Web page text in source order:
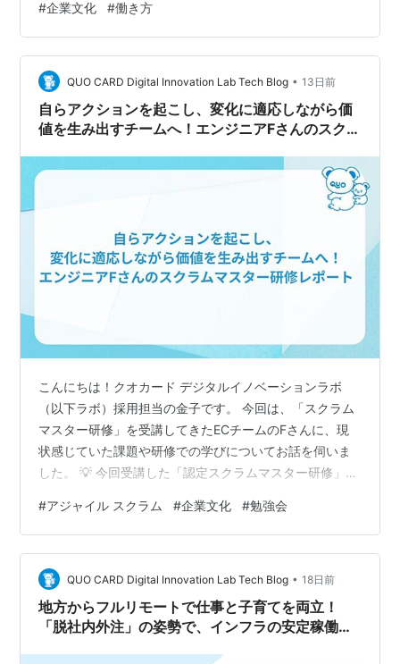
界で、さまざまな業種のシステムをサーバサイドエンジ
ニアとして開発してきました。 趣味は、読書やゲーム、
YouTube、Netflixを見ることです。最近は村上春樹の新
刊を読んでいます。 転職理由と入社の決め手 ーー転職で
重視した点や、入社の決め手について教えてください。
前職のS…
#企業文化 #働き方
QUO CARD Digital Innovation Lab Tech Blog • 13日前
自らアクションを起こし、変化に適応しながら価
値を生み出すチームへ！エンジニアFさんのスクラ
こんにちは！クオカード デジタルイノベーションラボ
（以下ラボ）採用担当の金子です。 今回は、「スクラム
マスター研修」を受講してきたECチームのFさんに、現
状感じていた課題や研修での学びについてお話を伺いま
した。 💡 今回受講した「認定スクラムマスター研修」に
スクラムマスター研修です。今回は、スクラムの基礎構
築にも深く関わってきたジェームズ・コプリエン氏が講
師を務めるプログラムを受講しました。
https://www.jp.agilergo.com/online-csm-coplien-
202607 www.jp.agilergo.com 【研…
#アジャイル スクラム #企業文化 #勉強会
QUO CARD Digital Innovation Lab Tech Blog • 18日前
地方からフルリモートで仕事と子育てを両立！
「脱社内外注」の姿勢で、インフラの安定稼働と